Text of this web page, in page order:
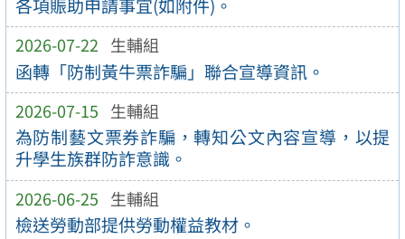
各項賑助申請事宜(如附件)。
2026-07-22 生輔組
函轉「防制黃牛票詐騙」聯合宣導資訊。
2026-07-15 生輔組
為防制藝文票券詐騙，轉知公文內容宣導，以提
升學生族群防詐意識。
2026-06-25 生輔組
檢送勞動部提供勞動權益教材。